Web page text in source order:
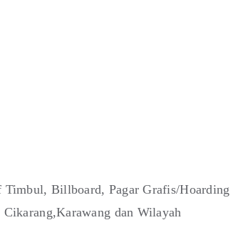
Timbul, Billboard, Pagar Grafis/Hoarding
dan Wilayah